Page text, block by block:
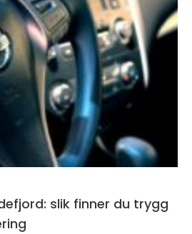
slik finner du trygg